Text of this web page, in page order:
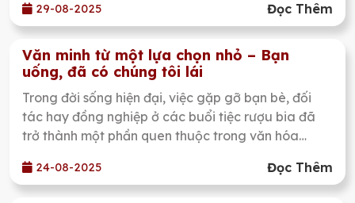
khách hàng đi xe máy cũng cần người lái thay sau
khi uống rượu bia. Tính năng này cực kỳ hữu ích
cho anh em thường xuyên đi nhậu gần nhà nhưng
không muốn để xe lại quán.
29-08-2025 Đọc Thêm
Văn minh từ một lựa chọn nhỏ – Bạn
uống, đã có chúng tôi lái
Trong đời sống hiện đại, việc gặp gỡ bạn bè, đối
tác hay đồng nghiệp ở các buổi tiệc rượu bia đã
trở thành một phần quen thuộc trong văn hóa
TP.HCM, hình ảnh các quán nhậu, nhà hàng, quán
bia hơi luôn đông đúc khách vào mỗi buổi chiều tối
24-08-2025 Đọc Thêm